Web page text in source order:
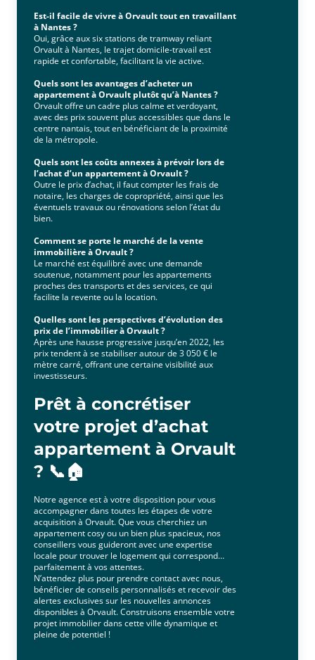
Est-il facile de vivre à Orvault tout en travaillant
à Nantes ?
Oui, grâce aux six stations de tramway reliant
Orvault à Nantes, le trajet domicile-travail est
rapide et confortable, facilitant la vie active.
Quels sont les avantages d’acheter un
appartement à Orvault plutôt qu’à Nantes ?
Orvault offre un cadre plus calme et verdoyant,
avec des prix souvent plus accessibles que dans le
centre nantais, tout en bénéficiant de la proximité
de la métropole.
Quels sont les coûts annexes à prévoir lors de
l’achat d’un appartement à Orvault ?
Outre le prix d’achat, il faut compter les frais de
notaire, les charges de copropriété, ainsi que les
éventuels travaux ou rénovations selon l’état du
bien.
Comment se porte le marché de la vente
immobilière à Orvault ?
Le marché est équilibré avec une demande
soutenue, notamment pour les appartements
proches des transports et des services, ce qui
facilite la revente ou la location.
Quelles sont les perspectives d’évolution des
prix de l’immobilier à Orvault ?
Après une hausse progressive jusqu’en 2022, les
prix tendent à se stabiliser autour de 3 050 € le
mètre carré, offrant une certaine visibilité aux
investisseurs.
Prêt à concrétiser
votre projet d’achat
appartement à Orvault
? 📞🏠
Notre agence est à votre disposition pour vous
accompagner dans toutes les étapes de votre
acquisition à Orvault. Que vous cherchiez un
appartement cosy ou un bien plus spacieux, nos
conseillers vous guideront avec une expertise
locale pour trouver le logement qui correspond
parfaitement à vos attentes.
N’attendez plus pour prendre contact avec nous,
bénéficier de conseils personnalisés et recevoir des
alertes exclusives sur les nouvelles annonces
disponibles à Orvault. Construisons ensemble votre
projet immobilier dans cette ville dynamique et
pleine de potentiel !